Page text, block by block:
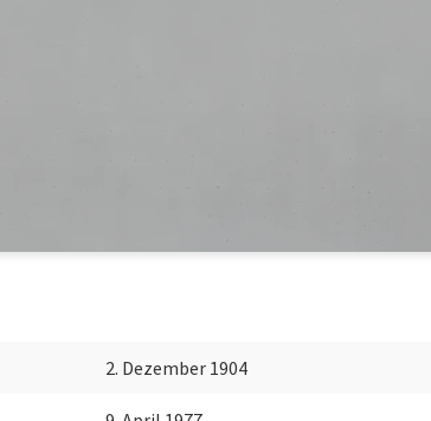
2. Dezember 1904